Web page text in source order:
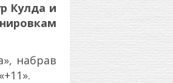
Кулда и
набрав